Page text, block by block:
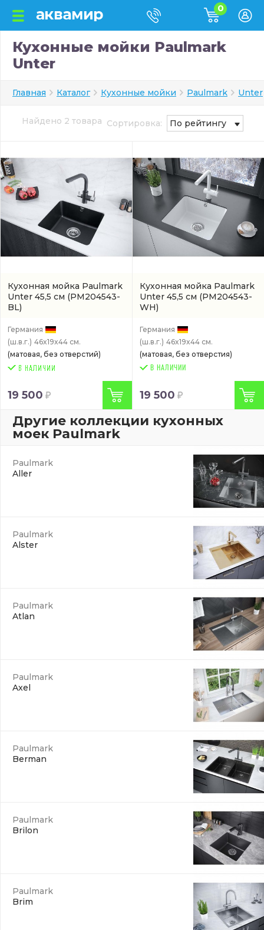
0
Кухонные мойки Paulmark
Unter
Главная Каталог Кухонные мойки Paulmark Unter
Найдено 2 товара Сортировка: По рейтингу
Кухонная мойка Paulmark
Unter 45,5 см (PM204543-
BL)
Германия
(ш.в.г.) 46x19x44 см.
(матовая, без отверстий)
19 500
Кухонная мойка Paulmark
Unter 45,5 см (PM204543-
WH)
Германия
(ш.в.г.) 46x19x44 см.
(матовая, без отверстия)
В НАЛИЧИИ
19 500
Другие коллекции кухонных
моек Paulmark
Paulmark
Aller
Paulmark
Alster
Paulmark
Atlan
Paulmark
Axel
Paulmark
Berman
Paulmark
Brilon
Paulmark
Brim